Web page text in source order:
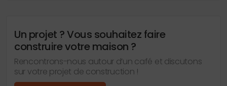
Un projet ? Vous souhaitez faire
construire votre maison ?
Rencontrons-nous autour d’un café et discutons
sur votre projet de construction !